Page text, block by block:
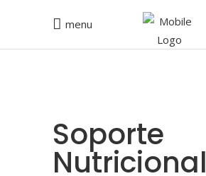
menu
Soporte
Nutricional